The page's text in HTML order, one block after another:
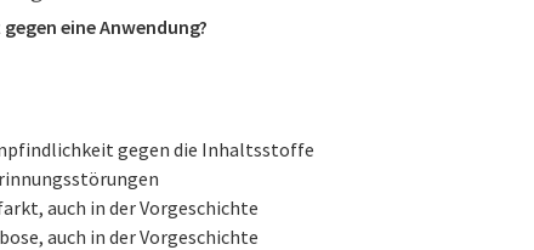
eine Anwendung?
gegen die Inhaltsstoffe
auch in der Vorgeschichte
auch in der Vorgeschichte